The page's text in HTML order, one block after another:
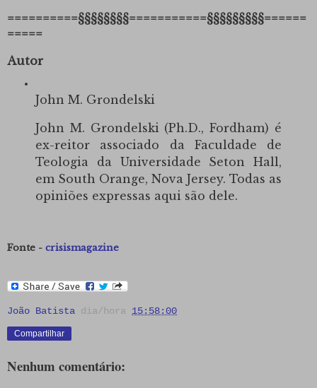
==========§§§§§§§§===========§§§§§§§§§======
=====
Autor
John M. Grondelski
John M. Grondelski (Ph.D., Fordham) é
ex-reitor associado da Faculdade de
Teologia da Universidade Seton Hall,
em South Orange, Nova Jersey. Todas as
opiniões expressas aqui são dele.
Fonte - crisismagazine
João Batista dia/hora 15:58:00
Compartilhar
Nenhum comentário: